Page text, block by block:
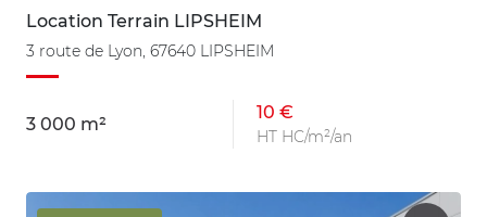
Location Terrain LIPSHEIM
3 route de Lyon, 67640 LIPSHEIM
3 000 m²
10 €
HT HC/m²/an